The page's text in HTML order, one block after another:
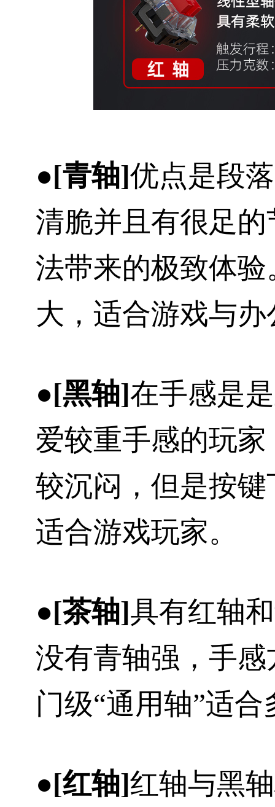
●[青轴]优点是段
清脆并且有很足
法带来的极致体
大，适合游戏与
●[黑轴]在手感是
爱较重手感的玩
较沉闷，但是按
适合游戏玩家。
●[茶轴]具有红轴
没有青轴强，手
门级“通用轴”适
●[红轴]红轴与黑